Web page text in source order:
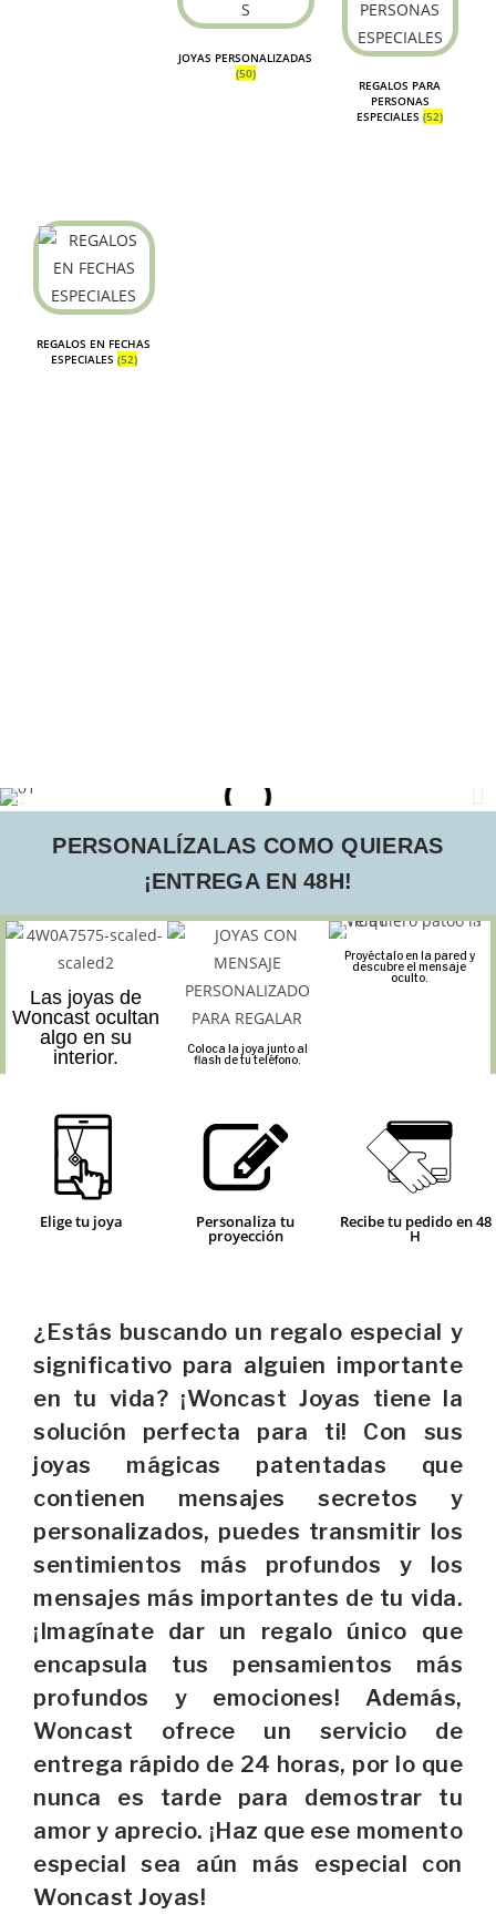
JOYAS PERSONALIZADAS
(50)
REGALOS PARA
PERSONAS
ESPECIALES(52)
REGALOS EN FECHAS
ESPECIALES (52)
PERSONALÍZALAS COMO QUIERAS
¡ENTREGA EN 48H!
Las joyas de
Woncast ocultan
algo en su
interior.
Coloca la joya junto al
flash de tu teléfono.
Proyéctalo en la pared y
descubre el mensaje
oculto.
Elige tu joya Personaliza tu
proyección
Recibe tu pedido en 48
H
¿Estás buscando un regalo especial y
significativo para alguien importante
en tu vida? ¡Woncast Joyas tiene la
solución perfecta para ti! Con sus
joyas mágicas patentadas que
contienen mensajes secretos y
personalizados, puedes transmitir los
sentimientos más profundos y los
mensajes más importantes de tu vida.
¡Imagínate dar un regalo único que
encapsula tus pensamientos más
profundos y emociones! Además,
Woncast ofrece un servicio de
entrega rápido de 24 horas, por lo que
nunca es tarde para demostrar tu
amor y aprecio. ¡Haz que ese momento
especial sea aún más especial con
Woncast Joyas!